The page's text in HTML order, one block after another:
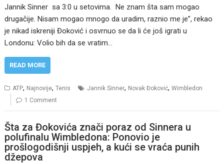
Jannik Sinner sa 3:0 u setovima. Ne znam šta sam mogao
drugačije. Nisam mogao mnogo da uradim, raznio me je”, rekao
je nikad iskreniji Đoković i osvrnuo se da li će još igrati u
Londonu: Volio bih da se vratim…
READ MORE
ATP, Najnovije,Tenis Jannik Sinner, Novak Đoković,Wimbledon
1 Comment
Šta za Đokovića znači poraz od Sinnera u
polufinalu Wimbledona: Ponovio je
prošlogodišnji uspjeh, a kući se vraća punih
džepova